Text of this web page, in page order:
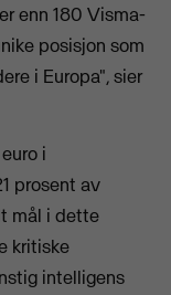
enn 180 Visma-
posisjon som
i Europa", sier
i
prosent av
mål i dette
kritiske
intelligens